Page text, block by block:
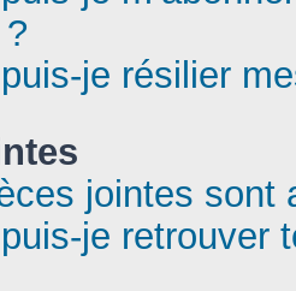
je résilier
jointes sont
je retrouver